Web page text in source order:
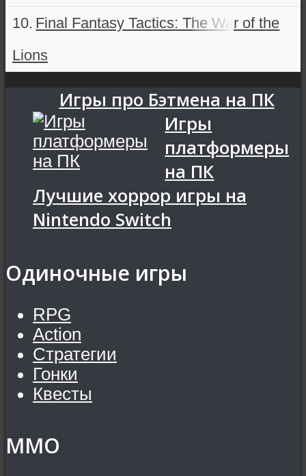
Final Fantasy Tactics: The War of the
Lions
Игры про Бэтмена на ПК
Игры
платформеры
на ПК
Лучшие хоррор игры на
Nintendo Switch
Одиночные игры
RPG
Action
Стратегии
Гонки
Квесты
MMO